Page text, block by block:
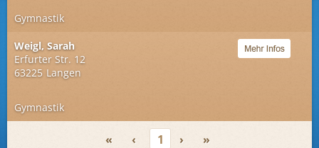
Gymnastik
Weigl, Sarah
Erfurter Str. 12
63225 Langen
Gymnastik
« ‹ 1 › »